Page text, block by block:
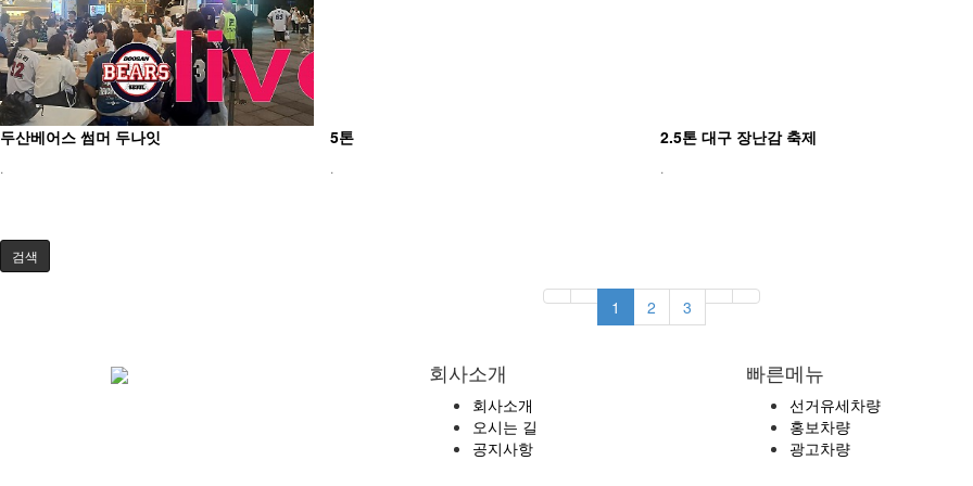
두산베어스 썸머 두나잇
.
5톤
.
2.5톤 대구 장난감 축제
.
검색
1 2 3
회사소개
회사소개
오시는 길
공지사항
빠른메뉴
선거유세차량
홍보차량
광고차량